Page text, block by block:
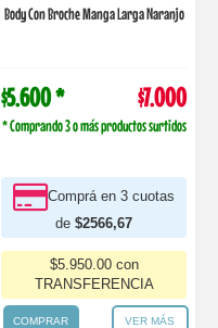
Body Con Broche Manga Larga Naranjo
$5.600 * $7.000
* Comprando 3 o más productos surtidos
Comprá en 3 cuotas
de $2566,67
$5.950.00 con
TRANSFERENCIA
COMPRAR VER MÁS